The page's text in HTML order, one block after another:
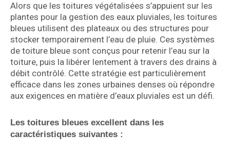
Alors que les toitures végétalisées s’appuient sur les
plantes pour la gestion des eaux pluviales, les toitures
bleues utilisent des plateaux ou des structures pour
stocker temporairement l’eau de pluie. Ces systèmes
de toiture bleue sont conçus pour retenir l’eau sur la
toiture, puis la libérer lentement à travers des drains à
débit contrôlé. Cette stratégie est particulièrement
efficace dans les zones urbaines denses où répondre
aux exigences en matière d’eaux pluviales est un défi.
Les toitures bleues excellent dans les
caractéristiques suivantes :